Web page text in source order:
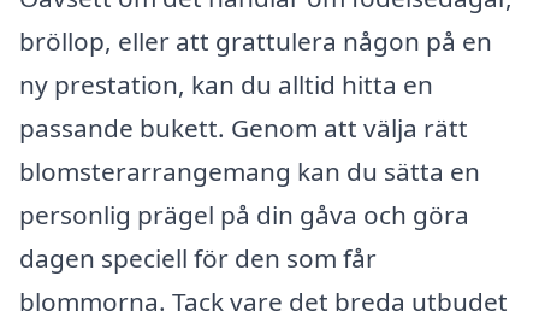
bröllop, eller att grattulera någon på en
ny prestation, kan du alltid hitta en
passande bukett. Genom att välja rätt
blomsterarrangemang kan du sätta en
personlig prägel på din gåva och göra
dagen speciell för den som får
blommorna. Tack vare det breda utbudet